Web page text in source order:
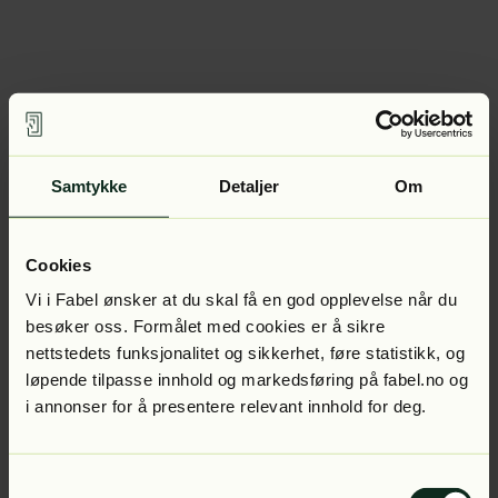
Samtykke Detaljer Om
Cookies
Vi i Fabel ønsker at du skal få en god opplevelse når du
besøker oss. Formålet med cookies er å sikre
nettstedets funksjonalitet og sikkerhet, føre statistikk, og
løpende tilpasse innhold og markedsføring på fabel.no og
i annonser for å presentere relevant innhold for deg.